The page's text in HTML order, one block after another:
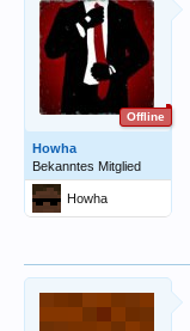
Offline
Howha
Bekanntes Mitglied
Howha